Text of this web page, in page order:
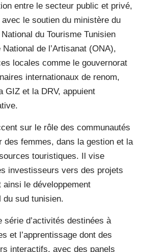
entre le secteur public et privé,
avec le soutien du ministère du
du Tourisme Tunisien
de l’Artisanat (ONA),
locales comme le gouvernorat
internationaux de renom,
GIZ et la DRV, appuient
sur le rôle des communautés
des femmes, dans la gestion et la
touristiques. Il vise
investisseurs vers des projets
le développement
du sud tunisien.
série d’activités destinées à
et l’apprentissage dont des
interactifs, avec des panels